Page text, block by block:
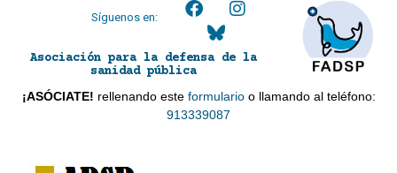
Síguenos en:
Asociación para la defensa de la
sanidad pública
¡ASÓCIATE! rellenando este formularioo llamando al teléfono:
913339087